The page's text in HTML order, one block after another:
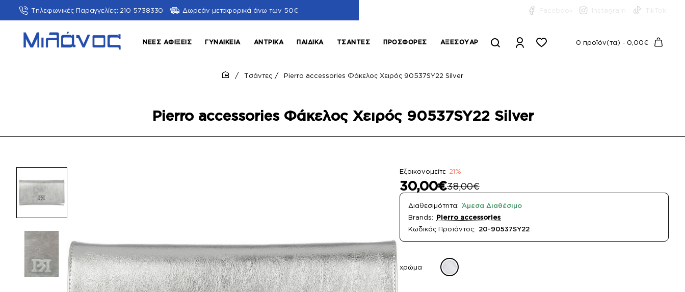
Τηλεφωνικές Παραγγελίες: 210 5738330 Δωρεάν μεταφορικά άνω των 50€
ΝΈΕΣ ΑΦΊΞΕΙΣ ΓΥΝΑΙΚΕΊΑ ΑΝΤΡΙΚΆ ΠΑΙΔΙΚΆ ΤΣΆΝΤΕΣ ΠΡΟΣΦΟΡΈΣ ΑΞΕΣΟΥΆΡ 0 προϊόν(τα) - 0,00€
Pierro accessories Φάκελος Χειρός 90537SY22 Silver
Τσάντες Pierro accessories Φάκελος Χειρός 90537SY22 Silver
Εξοικονομείτε-21%
30,00€38,00€
Διαθεσιμότητα: Άμεσα Διαθέσιμο
Brands: Pierro accessories
Κωδικός Προϊόντος: 20-90537SY22
χρώμα